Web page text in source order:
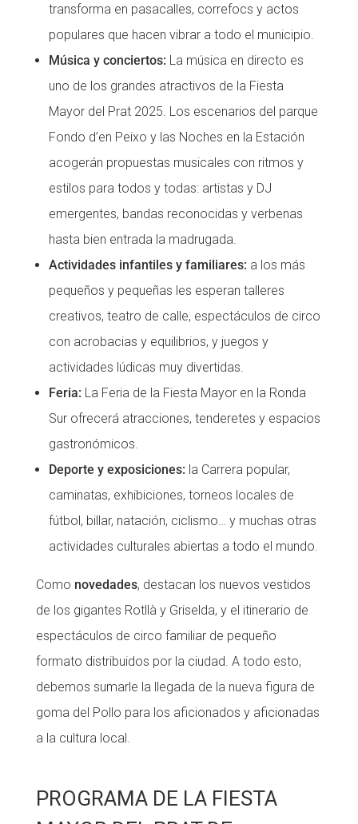
transforma en pasacalles, correfocs y actos
populares que hacen vibrar a todo el municipio.
Música y conciertos: La música en directo es
uno de los grandes atractivos de la Fiesta
Mayor del Prat 2025. Los escenarios del parque
Fondo d’en Peixo y las Noches en la Estación
acogerán propuestas musicales con ritmos y
estilos para todos y todas: artistas y DJ
emergentes, bandas reconocidas y verbenas
hasta bien entrada la madrugada.
Actividades infantiles y familiares: a los más
pequeños y pequeñas les esperan talleres
creativos, teatro de calle, espectáculos de circo
con acrobacias y equilibrios, y juegos y
actividades lúdicas muy divertidas.
Feria: La Feria de la Fiesta Mayor en la Ronda
Sur ofrecerá atracciones, tenderetes y espacios
gastronómicos.
Deporte y exposiciones: la Carrera popular,
caminatas, exhibiciones, torneos locales de
fútbol, ​​billar, natación, ciclismo… y muchas otras
actividades culturales abiertas a todo el mundo.
Como novedades, destacan los nuevos vestidos
de los gigantes Rotllà y Griselda, y el itinerario de
espectáculos de circo familiar de pequeño
formato distribuidos por la ciudad. A todo esto,
debemos sumarle la llegada de la nueva figura de
goma del Pollo para los aficionados y aficionadas
a la cultura local.
PROGRAMA DE LA FIESTA